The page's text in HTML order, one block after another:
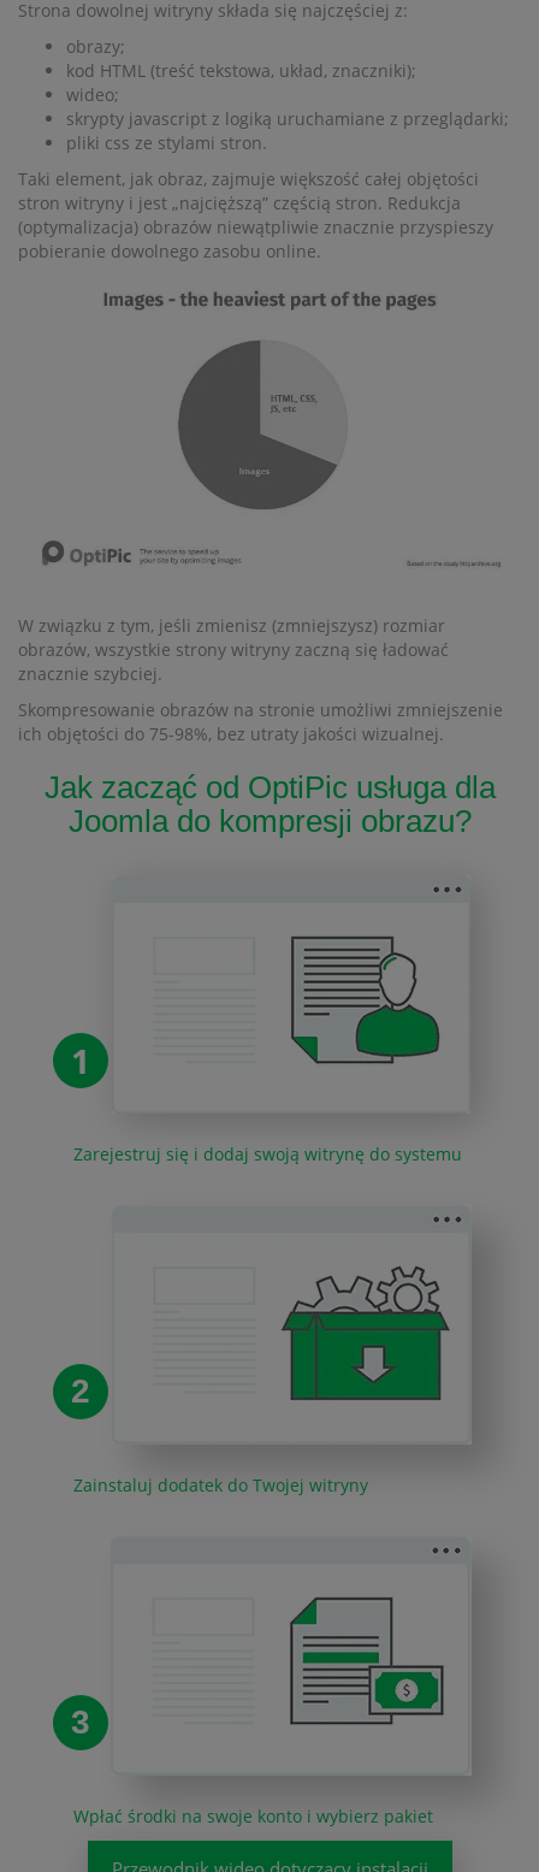
Strona dowolnej witryny składa się najczęściej z:
obrazy;
kod HTML (treść tekstowa, układ, znaczniki);
wideo;
skrypty javascript z logiką uruchamiane z przeglądarki;
pliki css ze stylami stron.
Taki element, jak obraz, zajmuje większość całej objętości
stron witryny i jest „najcięższą” częścią stron. Redukcja
(optymalizacja) obrazów niewątpliwie znacznie przyspieszy
pobieranie dowolnego zasobu online.
W związku z tym, jeśli zmienisz (zmniejszysz) rozmiar
obrazów, wszystkie strony witryny zaczną się ładować
znacznie szybciej.
Skompresowanie obrazów na stronie umożliwi zmniejszenie
ich objętości do 75-98%, bez utraty jakości wizualnej.
Jak zacząć od OptiPic usługa dla
Joomla do kompresji obrazu?
1
Zarejestruj się i dodaj swoją witrynę do systemu
2
Zainstaluj dodatek do Twojej witryny
3
Wpłać środki na swoje konto i wybierz pakiet